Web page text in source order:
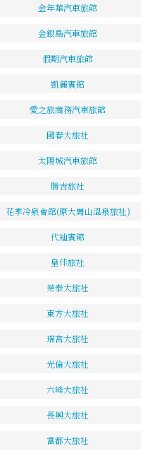
金年華汽車旅館
金銀島汽車旅館
假期汽車旅館
凱麗賓館
愛之旅商務汽車旅館
國春大旅社
太陽城汽車旅館
勝吉旅社
花季冷泉會館(原大崗山溫泉旅社)
代迪賓館
皇佳旅社
榮泰大旅社
東方大旅社
瑞宮大旅社
光倫大旅社
六峰大旅社
長興大旅社
富都大旅社